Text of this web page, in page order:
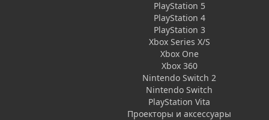
PlayStation 5
PlayStation 4
PlayStation 3
Xbox Series X/S
Xbox One
Xbox 360
Nintendo Switch 2
Nintendo Switch
PlayStation Vita
Проекторы и аксессуары